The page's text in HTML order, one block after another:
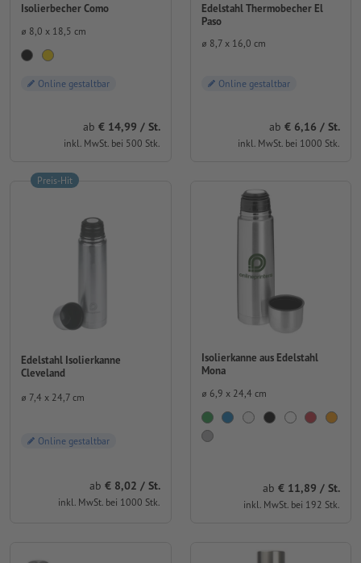
Isolierbecher Como
⌀ 8,0 x 18,5 cm
Online gestaltbar
ab 14,99 / St.
inkl. MwSt. bei 500 Stk.
Edelstahl Thermobecher El
Paso
⌀ 8,7 x 16,0 cm
Online gestaltbar
ab 6,16 / St.
inkl. MwSt. bei 1000 Stk.
Edelstahl Isolierkanne
Cleveland
⌀ 7,4 x 24,7 cm
Online gestaltbar
ab 8,02 / St.
inkl. MwSt. bei 1000 Stk.
Preis-Hit
Isolierkanne aus Edelstahl
Mona
⌀ 6,9 x 24,4 cm
ab 11,89 / St.
inkl. MwSt. bei 192 Stk.